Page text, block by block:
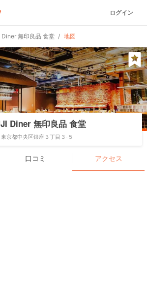
ログイン
無印良品 食堂 地図
Diner 無印良品 食堂
東京都中央区銀座３丁目３-５
口コミ アクセス